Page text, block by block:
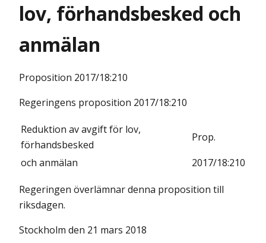
lov, förhandsbesked och
anmälan
Proposition 2017/18:210
Regeringens proposition 2017/18:210
Reduktion av avgift för lov,
förhandsbesked
Prop.
och anmälan
2017/18:210
Regeringen överlämnar denna proposition till
riksdagen.
Stockholm den 21 mars 2018